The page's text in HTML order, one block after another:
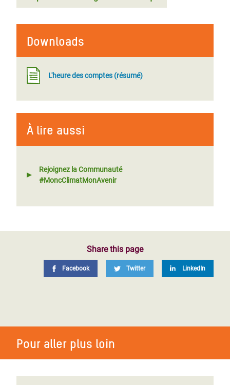
Downloads
L'heure des comptes (résumé)
À lire aussi
Rejoignez la Communauté
#MoncClimatMonAvenir
Share this page
Facebook Twitter LinkedIn
Pour aller plus loin